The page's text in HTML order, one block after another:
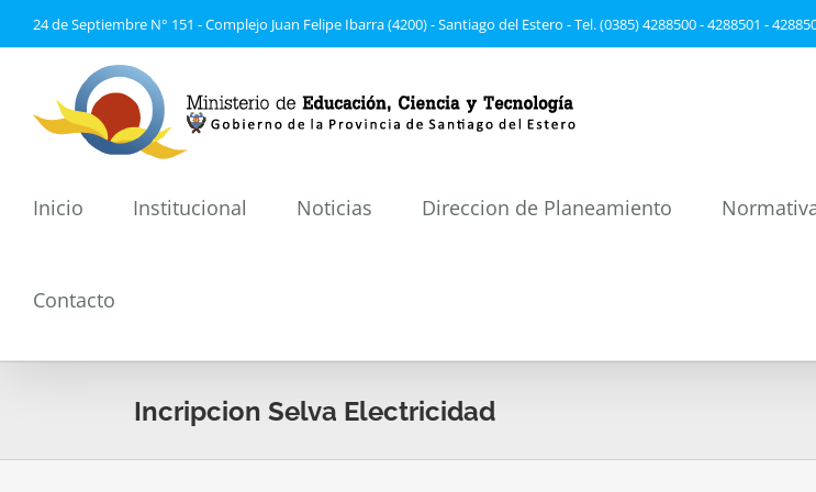
al
24 de Septiembre N° 151 - Complejo Juan Felipe Ibarra (4200) - Santiago del Estero - Tel. (0385) 4288500 - 4288501 -
Inicio Institucional Noticias Direccion de Planeamiento
Contacto
Incripcion Selva Electricidad